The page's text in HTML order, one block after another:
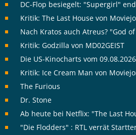
DC-Flop besiegelt: "Supergirl"
Kritik: The Last House von
Nach Kratos auch Atreus? "God
Kritik: Godzilla von MD02GEIST
Die US-Kinocharts vom
Kritik: Ice Cream Man von
The Furious
Dr. Stone
Ab heute bei Netflix: "The Last
"Die Flodders" : RTL verrät